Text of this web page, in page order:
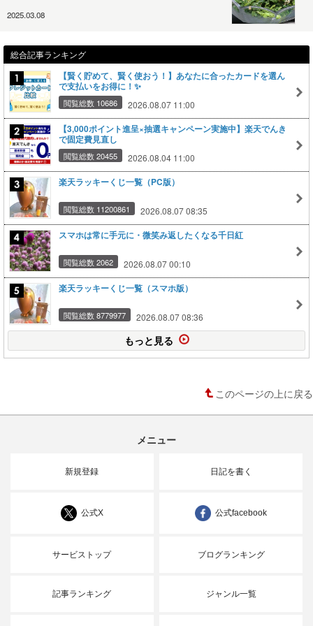
2025.03.08
総合記事ランキング
【賢く貯めて、賢く使おう！】あなたに合ったカードを選ん
で支払いをお得に！✨
閲覧総数 10686 2026.08.07 11:00
【3,000ポイント進呈×抽選キャンペーン実施中】楽天でんき
で固定費見直し
閲覧総数 20455 2026.08.04 11:00
楽天ラッキーくじ一覧（PC版）
閲覧総数 11200861 2026.08.07 08:35
スマホは常に手元に・微笑み返したくなる千日紅
閲覧総数 2062 2026.08.07 00:10
楽天ラッキーくじ一覧（スマホ版）
閲覧総数 8779977 2026.08.07 08:36
もっと見る
このページの上に戻る
メニュー
新規登録 日記を書く
公式X 公式facebook
サービストップ ブログランキング
記事ランキング ジャンル一覧